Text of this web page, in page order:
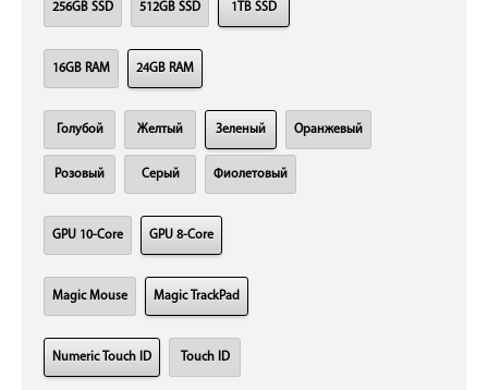
256GB SSD 512GB SSD 1TB SSD
16GB RAM 24GB RAM
Голубой Желтый Зеленый Оранжевый
Розовый Серый Фиолетовый
GPU 10-Core GPU 8-Core
Magic Mouse Magic TrackPad
Numeric Touch ID Touch ID